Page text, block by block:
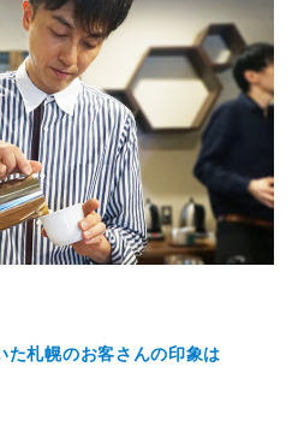
た札幌のお客さんの印象は